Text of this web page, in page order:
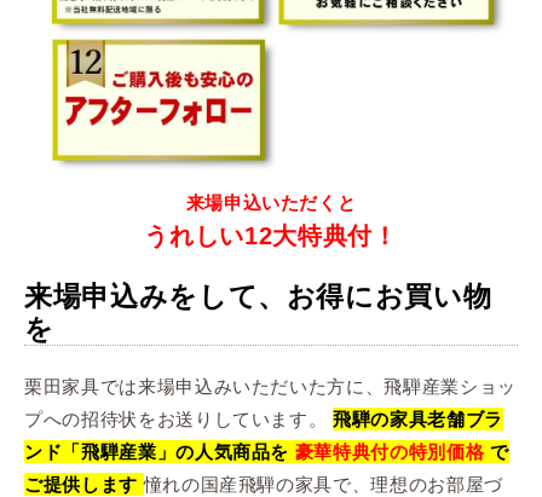
来場申込いただくと
うれしい12大特典付！
来場申込みをして、お得にお買い物
を
栗田家具では来場申込みいただいた方に、飛騨産業ショッ
プへの招待状をお送りしています。飛騨の家具老舗ブラ
ンド「飛騨産業」の人気商品を 豪華特典付の特別価格 で
ご提供します憧れの国産飛騨の家具で、理想のお部屋づ